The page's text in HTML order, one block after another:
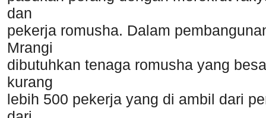
dan
pekerja romusha. Dalam
Mrangi
dibutuhkan tenaga romusha yang
kurang
lebih 500 pekerja yang di ambil dari